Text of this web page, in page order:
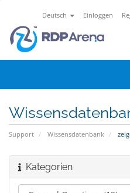
Deutsch Einloggen
Support Wissensdatenbank
Kategorien